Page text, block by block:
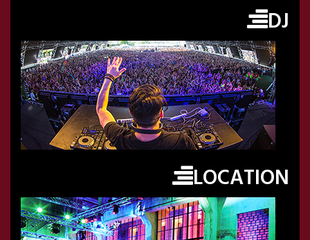
DJ
LOCATION